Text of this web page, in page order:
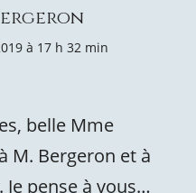
à 17 h 32 min
belle Mme
M. Bergeron et à
pense à vous…